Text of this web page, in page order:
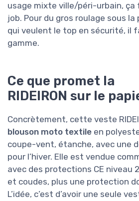
usage mixte ville/péri-urbain,
job. Pour du gros roulage sous la
qui veulent le top en sécurité, il
gamme.
Ce que promet la
RIDEIRON sur le
Concrètement, cette veste
blouson moto textile en
coupe-vent, étanche, avec une
pour l’hiver. Elle est vendue
avec des protections CE niveau
et coudes, plus une protection
L’idée, c’est d’avoir une seule